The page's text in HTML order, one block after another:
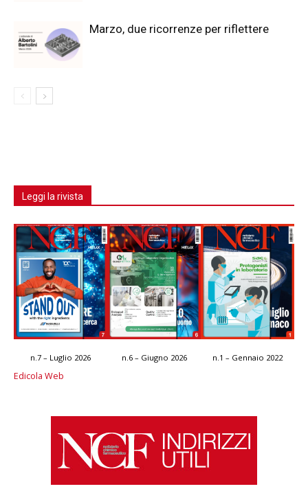
Marzo, due ricorrenze per riflettere
Leggi la rivista
n.7 – Luglio 2026 n.6 – Giugno 2026 n.1 – Gennaio 2022
Edicola Web